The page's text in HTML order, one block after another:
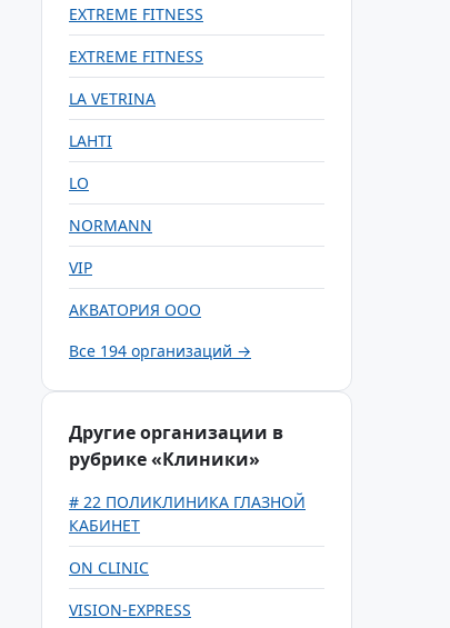
EXTREME FITNESS
EXTREME FITNESS
LA VETRINA
LAHTI
LO
NORMANN
VIP
АКВАТОРИЯ ООО
Все 194 организаций →
Другие организации в
рубрике «Клиники»
# 22 ПОЛИКЛИНИКА ГЛАЗНОЙ
КАБИНЕТ
ON CLINIC
VISION-EXPRESS